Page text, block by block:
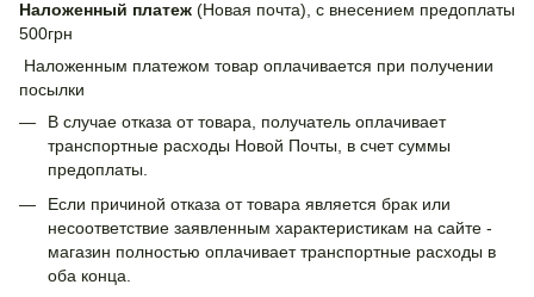
Наложенный платеж (Новая почта), с внесением предоплаты
500грн
Наложенным платежом товар оплачивается при получении
посылки
В случае отказа от товара, получатель оплачивает
транспортные расходы Новой Почты, в счет суммы
предоплаты.
Если причиной отказа от товара является брак или
несоответствие заявленным характеристикам на сайте -
магазин полностью оплачивает транспортные расходы в
оба конца.